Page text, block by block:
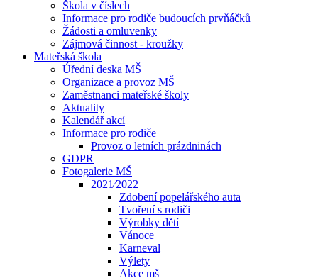
Škola v číslech
Informace pro rodiče budoucích prvňáčků
Žádosti a omluvenky
Zájmová činnost - kroužky
Mateřská škola
Úřední deska MŠ
Organizace a provoz MŠ
Zaměstnanci mateřské školy
Aktuality
Kalendář akcí
Informace pro rodiče
Provoz o letních prázdninách
GDPR
Fotogalerie MŠ
2021⁄2022
Zdobení popelářského auta
Tvoření s rodiči
Výrobky dětí
Vánoce
Karneval
Výlety
Akce mš